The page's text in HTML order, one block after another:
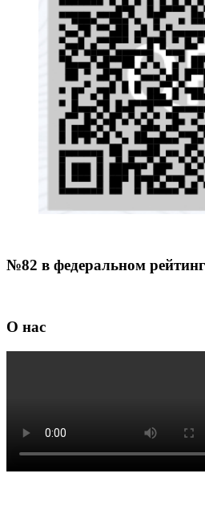
№82 в федеральном
О нас